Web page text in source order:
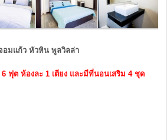
อมแก้ว หัวหิน พูลวิลล่า
ฟุต ห้องละ 1 เตียง และมีที่นอนเสริม 4 ชุด